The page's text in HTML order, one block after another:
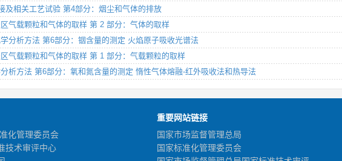
及相关工艺试验 第4部分：烟尘和气体的排放
气载颗粒和气体的取样 第 2 部分：气体的取样
分析方法 第6部分：铟含量的测定 火焰原子吸收光谱法
气载颗粒和气体的取样 第 1 部分：气载颗粒的取样
析方法 第6部分：氧和氮含量的测定 惰性气体熔融-红外吸收法和热导法
化管理委员会
技术审评中心
重要网站链接
国家市场监督管理总局
国家标准化管理委员会